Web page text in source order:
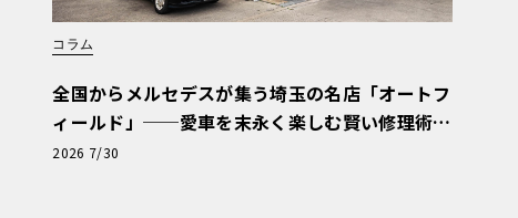
コラム
全国からメルセデスが集う埼玉の名店「オートフ
ィールド」──愛車を末永く楽しむ賢い修理術
と、プロがフックス製オイルを選ぶ理由〈PR〉
2026 7/30